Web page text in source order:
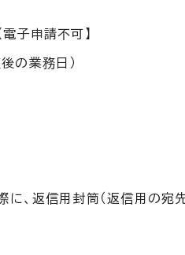
子申請不可】
の業務日）
、返信用封筒（返信用の宛